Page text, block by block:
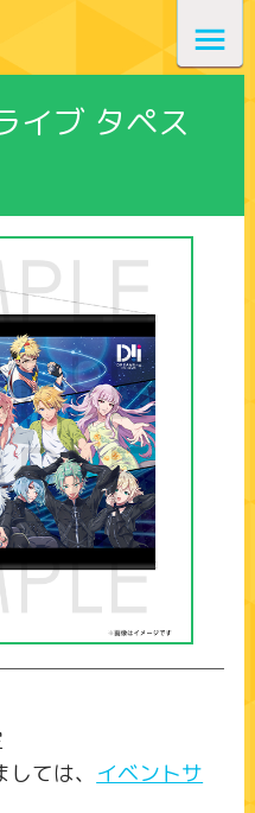
イブ タペス
ては、 イベントサ